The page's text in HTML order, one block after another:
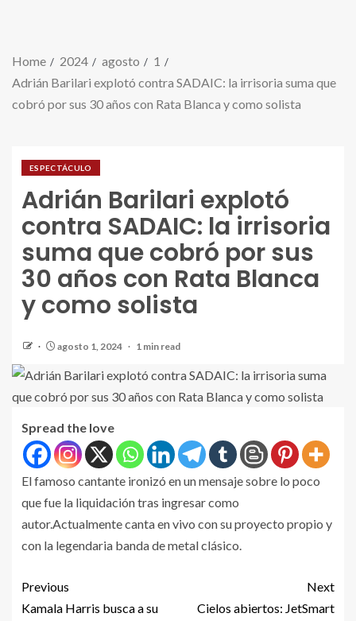
Home 2024 agosto
1
Adrián Barilari explotó contra SADAIC: la irrisoria suma que
cobró por sus 30 años con Rata Blanca y como solista
ESPECTÁCULO
Adrián Barilari explotó
contra SADAIC: la irrisoria
suma que cobró por sus
30 años con Rata Blanca
y como solista
agosto 1, 2024 1 min read
Spread the love
El famoso cantante ironizó en un mensaje sobre lo poco
que fue la liquidación tras ingresar como
autor.Actualmente canta en vivo con su proyecto propio y
con la legendaria banda de metal clásico.
Previous
Kamala Harris busca a su
Next
Cielos abiertos: JetSmart